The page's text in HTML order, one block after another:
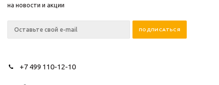
на новости и акции
+7 499 110-12-10